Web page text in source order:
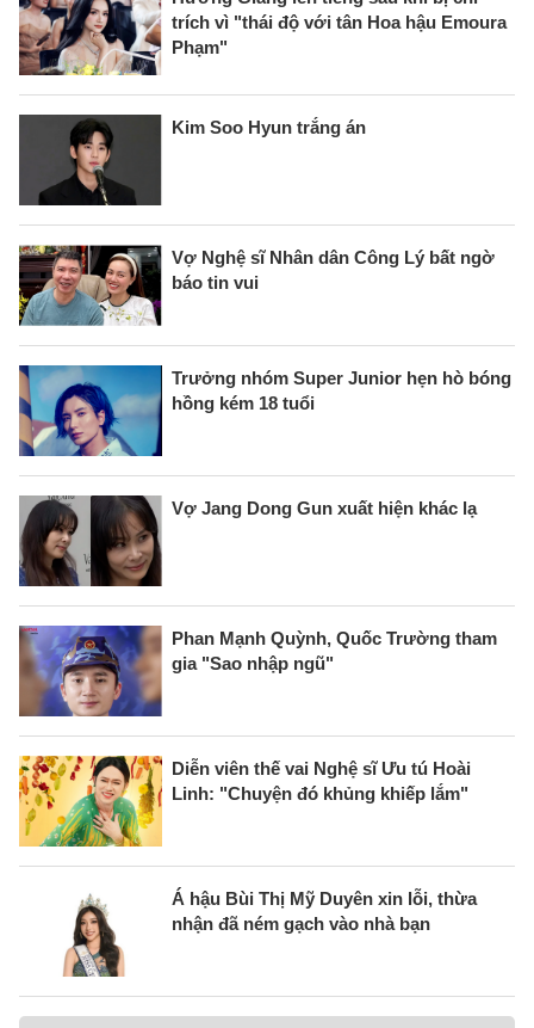
trích vì "thái độ với tân Hoa hậu Emoura
Phạm"
Kim Soo Hyun trắng án
Vợ Nghệ sĩ Nhân dân Công Lý bất ngờ
báo tin vui
Trưởng nhóm Super Junior hẹn hò bóng
hồng kém 18 tuổi
Vợ Jang Dong Gun xuất hiện khác lạ
Phan Mạnh Quỳnh, Quốc Trường tham
gia "Sao nhập ngũ"
Diễn viên thế vai Nghệ sĩ Ưu tú Hoài
Linh: "Chuyện đó khủng khiếp lắm"
Á hậu Bùi Thị Mỹ Duyên xin lỗi, thừa
nhận đã ném gạch vào nhà bạn